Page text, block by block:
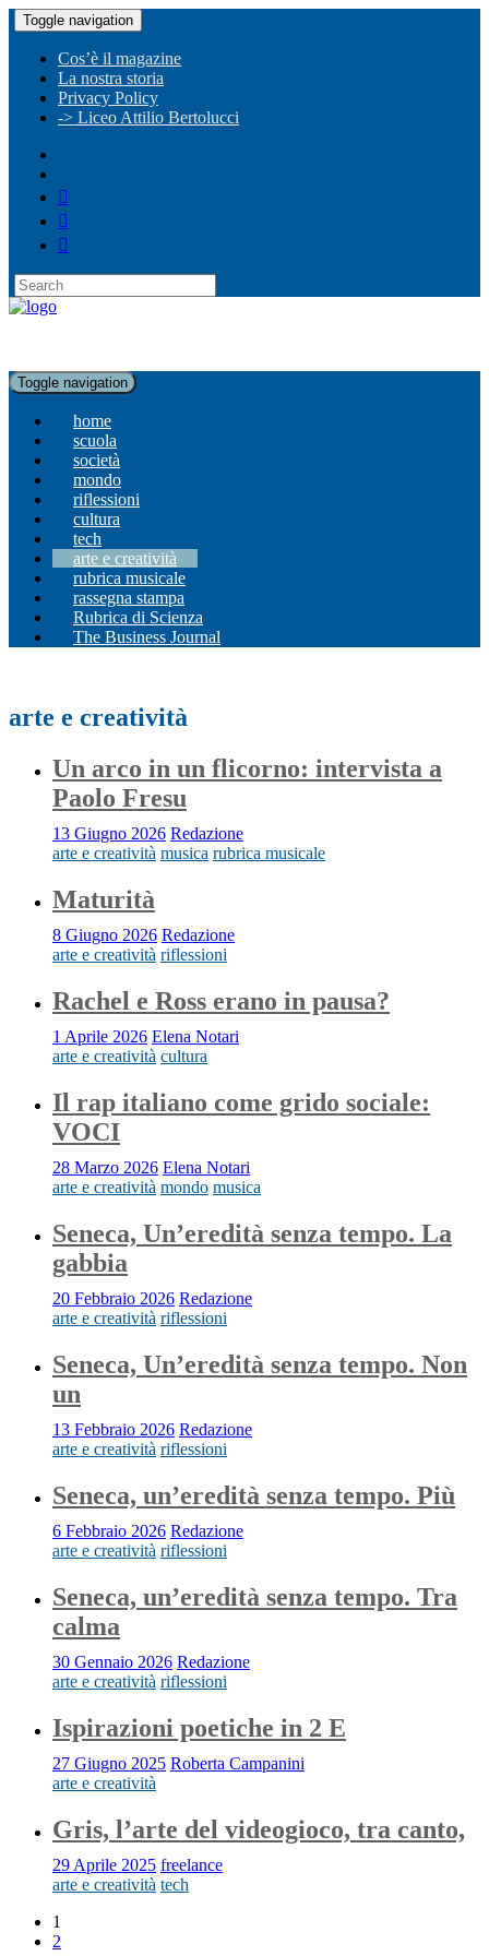
Toggle navigation
Cos’è il magazine
La nostra storia
Privacy Policy
-> Liceo Attilio Bertolucci
Toggle navigation
home
scuola
società
mondo
riflessioni
cultura
tech
arte e creatività
rubrica musicale
rassegna stampa
Rubrica di Scienza
The Business Journal
arte e creatività
Un arco in un flicorno: intervista a
Paolo Fresu
13 Giugno 2026 Redazione
arte e creatività musica rubrica musicale
Maturità
8 Giugno 2026 Redazione
arte e creatività riflessioni
Rachel e Ross erano in pausa?
1 Aprile 2026 Elena Notari
arte e creatività cultura
Il rap italiano come grido sociale:
VOCI
28 Marzo 2026 Elena Notari
arte e creatività mondo musica
Seneca, Un’eredità senza tempo. La
gabbia
20 Febbraio 2026 Redazione
arte e creatività riflessioni
Seneca, Un’eredità senza tempo. Non
un
13 Febbraio 2026 Redazione
arte e creatività riflessioni
Seneca, un’eredità senza tempo. Più
6 Febbraio 2026 Redazione
arte e creatività riflessioni
Seneca, un’eredità senza tempo. Tra
calma
30 Gennaio 2026 Redazione
arte e creatività riflessioni
Ispirazioni poetiche in 2 E
27 Giugno 2025 Roberta Campanini
arte e creatività
Gris, l’arte del videogioco, tra canto,
29 Aprile 2025 freelance
arte e creatività tech
1
2